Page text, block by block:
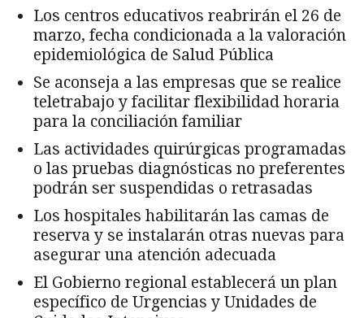
Los centros educativos reabrirán el 26 de
marzo, fecha condicionada a la valoración
epidemiológica de Salud Pública
Se aconseja a las empresas que se realice
teletrabajo y facilitar flexibilidad horaria
para la conciliación familiar
Las actividades quirúrgicas programadas
o las pruebas diagnósticas no preferentes
podrán ser suspendidas o retrasadas
Los hospitales habilitarán las camas de
reserva y se instalarán otras nuevas para
asegurar una atención adecuada
El Gobierno regional establecerá un plan
específico de Urgencias y Unidades de